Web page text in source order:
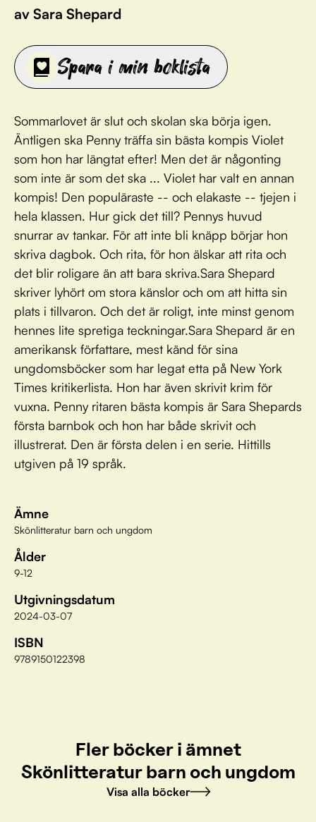
av Sara Shepard
Spara i min boklista
Sommarlovet är slut och skolan ska börja igen.
Äntligen ska Penny träffa sin bästa kompis Violet
som hon har längtat efter! Men det är någonting
som inte är som det ska ... Violet har valt en annan
kompis! Den populäraste -- och elakaste -- tjejen i
hela klassen. Hur gick det till? Pennys huvud
snurrar av tankar. För att inte bli knäpp börjar hon
skriva dagbok. Och rita, för hon älskar att rita och
det blir roligare än att bara skriva.Sara Shepard
skriver lyhört om stora känslor och om att hitta sin
plats i tillvaron. Och det är roligt, inte minst genom
hennes lite spretiga teckningar.Sara Shepard är en
amerikansk författare, mest känd för sina
ungdomsböcker som har legat etta på New York
Times kritikerlista. Hon har även skrivit krim för
vuxna. Penny ritaren bästa kompis är Sara Shepards
första barnbok och hon har både skrivit och
illustrerat. Den är första delen i en serie. Hittills
utgiven på 19 språk.
Ämne
Skönlitteratur barn och ungdom
Ålder
9-12
Utgivningsdatum
2024-03-07
ISBN
9789150122398
Fler böcker i ämnet
Skönlitteratur barn och ungdom
Visa alla böcker